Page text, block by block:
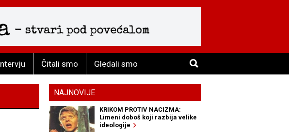
Čitali smo Gledali smo
NAJNOVIJE
KRIKOM PROTIV NACIZMA:
Limeni doboš koji razbija velike
ideologije